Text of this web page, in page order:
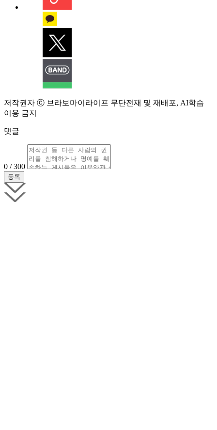
저작권자 ⓒ 브라보마이라이프 무단전재 및 재배포, AI학습
이용 금지
댓글
0 / 300